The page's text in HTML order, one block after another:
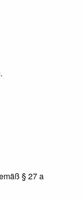
§ 27 a